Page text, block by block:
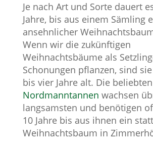
Je nach Art und Sorte dauert
Jahre, bis aus einem Sämling
ansehnlicher
Wenn wir die zukünftigen
Weihnachtsbäume als
Schonungen pflanzen, sind
bis vier Jahre alt. Die beliebten
Nordmanntannen wachsen
langsamsten und benötigen
10 Jahre bis aus ihnen ein
Weihnachtsbaum in